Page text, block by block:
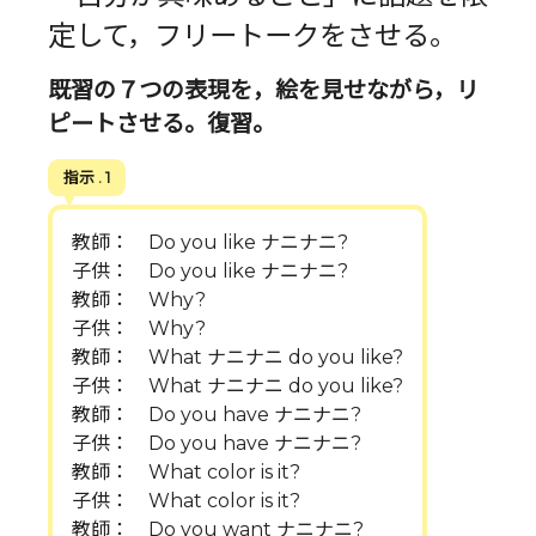
定して，フリートークをさせる。
既習の７つの表現を，絵を見せながら，リ
ピートさせる。復習。
指示 . 1
教師： Do you like ナニナニ?
子供： Do you like ナニナニ?
教師： Why?
子供： Why?
教師： What ナニナニ do you like?
子供： What ナニナニ do you like?
教師： Do you have ナニナニ?
子供： Do you have ナニナニ?
教師： What color is it?
子供： What color is it?
教師： Do you want ナニナニ?